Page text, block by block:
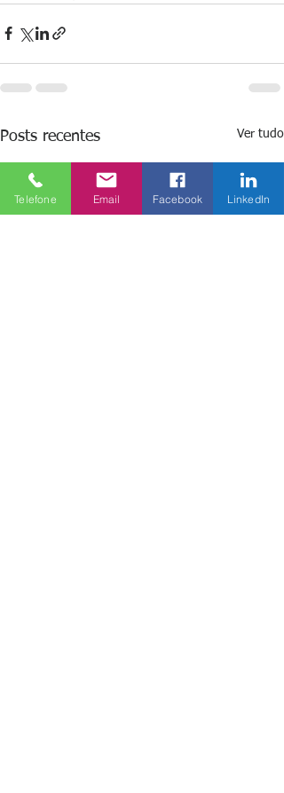
Posts recentes Ver tudo
Telefone Email Facebook LinkedIn